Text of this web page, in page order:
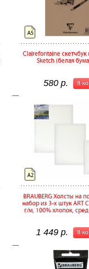
Clairefontaine скетчбук
Sketch (белая
В
580 р.
А5
BRAUBERG Холсты на
набор из 3-х штук ART
г/м, 100% хлопок,
В
1 449 р.
А2